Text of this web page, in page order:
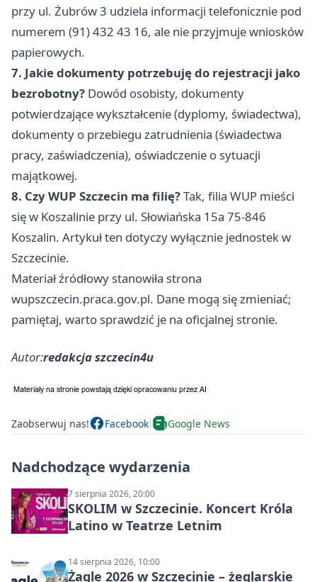
przy ul. Żubrów 3 udziela informacji telefonicznie pod
numerem (91) 432 43 16, ale nie przyjmuje wniosków
papierowych.
7. Jakie dokumenty potrzebuję do rejestracji jako
bezrobotny? Dowód osobisty, dokumenty
potwierdzające wykształcenie (dyplomy, świadectwa),
dokumenty o przebiegu zatrudnienia (świadectwa
pracy, zaświadczenia), oświadczenie o sytuacji
majątkowej.
8. Czy WUP Szczecin ma filię?Tak, filia WUP mieści
się w Koszalinie przy ul. Słowiańska 15a 75-846
Koszalin. Artykuł ten dotyczy wyłącznie jednostek w
Szczecinie.
Materiał źródłowy stanowiła strona
wupszczecin.praca.gov.pl. Dane mogą się zmieniać;
pamiętaj, warto sprawdzić je na oficjalnej stronie.
Autor:redakcja szczecin4u
Zaobserwuj nas! Facebook Google News
Nadchodzące wydarzenia
7 sierpnia 2026, 20:00
SKOLIM w Szczecinie. Koncert Króla
Latino w Teatrze Letnim
14 sierpnia 2026, 10:00
Żagle 2026 w Szczecinie – żeglarskie